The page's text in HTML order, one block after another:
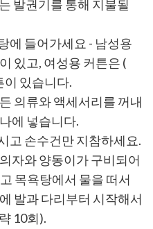
발권기를 통해 지불될
에 들어가세요 - 남성용
있고, 여성용 커튼은 (
이 있습니다.
의류와 액세서리를 꺼내
에 넣습니다.
고 손수건만 지참하세요.
자와 양동이가 구비되어
목욕탕에서 물을 떠서
발과 다리부터 시작해서
10회).